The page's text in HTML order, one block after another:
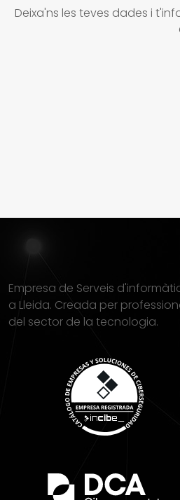
Deixa'ns les teves dades i
Empresa de Serveis
a Lleida. Creada per
del sector de la tecnologia.